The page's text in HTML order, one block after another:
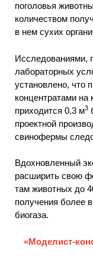
поголовья
количеством
в нем сухих
Исследованиями,
лабораторных
установлено, что
концентратами
приходится 0,3 м3
проектной
свинофермы
Вдохновленный
расширить свою
там животных до
получения более
биогаза.
«Моделист-